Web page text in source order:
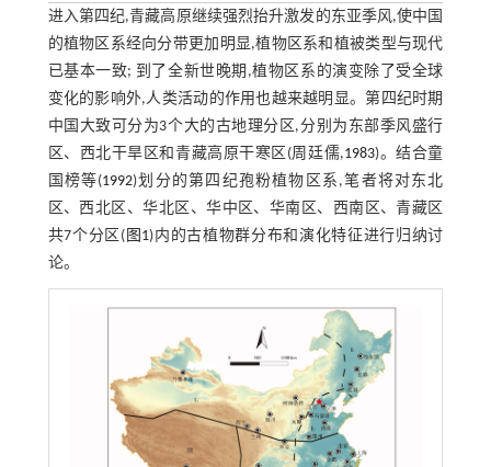
进入第四纪,青藏高原继续强烈抬升激发的东亚季风,使中国
的植物区系经向分带更加明显,植物区系和植被类型与现代
已基本一致; 到了全新世晚期,植物区系的演变除了受全球
变化的影响外,人类活动的作用也越来越明显。第四纪时期
中国大致可分为3个大的古地理分区,分别为东部季风盛行
区、西北干旱区和青藏高原干寒区(周廷儒,1983)。结合童
国榜等(1992)划分的第四纪孢粉植物区系,笔者将对东北
区、西北区、华北区、华中区、华南区、西南区、青藏区
共7个分区(图1)内的古植物群分布和演化特征进行归纳讨
论。